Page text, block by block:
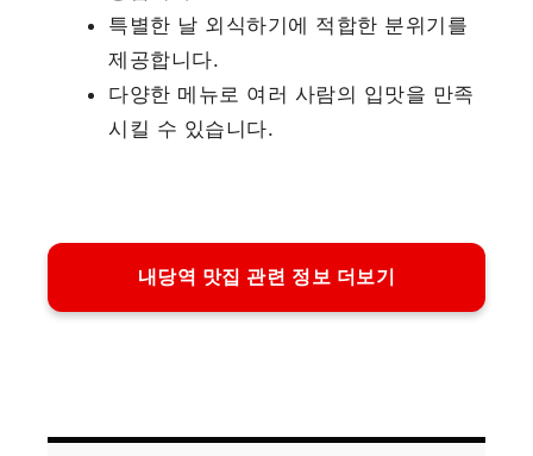
특별한 날 외식하기에 적합한 분위기를
제공합니다.
다양한 메뉴로 여러 사람의 입맛을 만족
시킬 수 있습니다.
내당역 맛집 관련 정보 더보기